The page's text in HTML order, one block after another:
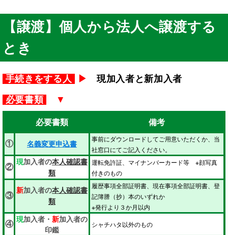
【譲渡】個人から法人へ譲渡する
とき
手続きをする人 ▶ 現加入者と新加入者
必要書類 ▼
必要書類 備考
① 名義変更申込書
事前にダウンロードしてご用意いただくか、当
社窓口にてご記入ください。
②
現加入者の本人確認書
類
運転免許証、マイナンバーカード等 ※顔写真
付きのもの
③
新加入者の本人確認書
類
履歴事項全部証明書、現在事項全部証明書、登
記簿謄（抄）本のいずれか
※発行より３か月以内
④
現加入者・ 新加入者の
印鑑
シャチハタ以外のもの